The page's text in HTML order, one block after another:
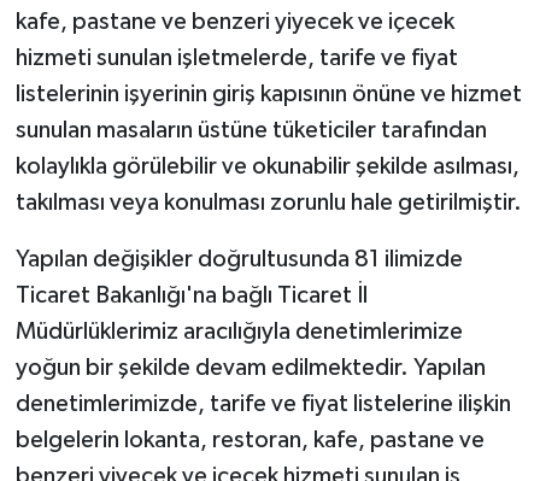
kafe, pastane ve benzeri yiyecek ve içecek
hizmeti sunulan işletmelerde, tarife ve fiyat
listelerinin işyerinin giriş kapısının önüne ve hizmet
sunulan masaların üstüne tüketiciler tarafından
kolaylıkla görülebilir ve okunabilir şekilde asılması,
takılması veya konulması zorunlu hale getirilmiştir.
Yapılan değişikler doğrultusunda 81 ilimizde
Ticaret Bakanlığı'na bağlı Ticaret İl
Müdürlüklerimiz aracılığıyla denetimlerimize
yoğun bir şekilde devam edilmektedir. Yapılan
denetimlerimizde, tarife ve fiyat listelerine ilişkin
belgelerin lokanta, restoran, kafe, pastane ve